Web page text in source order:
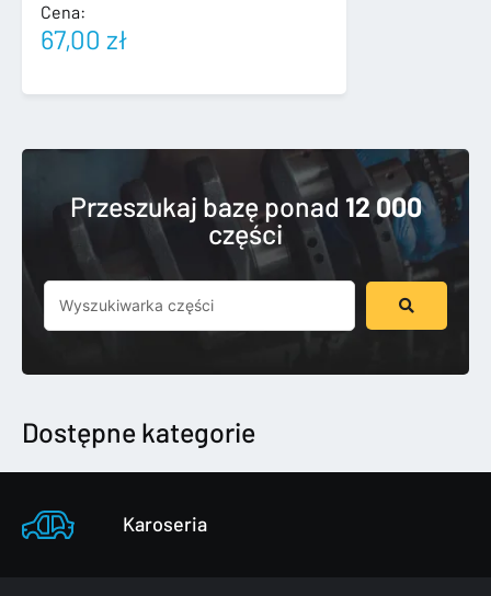
Cena:
67,00 zł
Przeszukaj bazę ponad 12 000
części
Szukaj
Dostępne kategorie
Karoseria